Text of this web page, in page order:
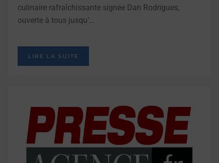
culinaire rafraîchissante signée Dan Rodrigues,
ouverte à tous jusqu’…
LIRE LA SUITE